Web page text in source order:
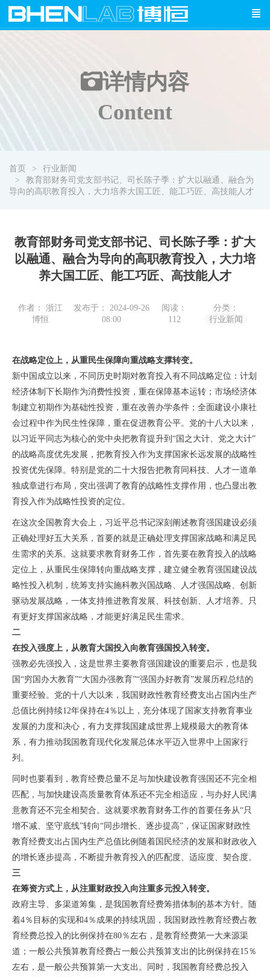
详情内容
Content
首页
行业新闻
教育部财务司党支部书记、司长陈子季：扩大以融通、融合为
导向的高职教育投入，大力培养大国工匠、能工巧匠、高技能人才
教育部财务司党支部书记、司长陈子季：扩大
以融通、融合为导向的高职教育投入，大力培
养大国工匠、能工巧匠、高技能人才
作者： 浙江
博恒
发布于： 2024-09-26
08:00
阅读：
112
分类：
行业新闻
在战略定位上，从重民生保障向重战略支撑转变。
新中国成立以来，不同历史时期对教育投入有不同战略定位：计划
经济体制下长期作为消费性投资，重在保障基本运转；市场经济体
制建立初期作为基础性投资，重在改善办学条件；全面建设小康社
会过程中作为民生性保障，重在促进教育公平。党的十八大以来，
以习近平同志为核心的党中央把教育提升到“国之大计、党之大计”
的战略高度优先发展， 把教育投入作为支撑国家长远发展的战略性
投资优先保障。 特别是党的二十大报告把教育同科技、人才一道单
独成章进行布局，突出强调了教育的战略性支撑作用，也凸显出教
育投入作为战略性投资的定位。
在这次全国教育大会上，习近平总书记深刻阐述教育强国建设必须
正确处理好五大关系，首要的就是正确处理支撑国家战略和满足民
生需求的关系。这就要求教育财务工作，首先要在教育投入的战略
定位上， 从重民生保障转向重战略支撑，建立健全教育强国建设战
略性投入机制 ，统筹支持实施科教兴国战略、人才强国战略、创新
驱动发展战略，一体支持推进教育发展、科技创新、人才培养。只
有更好支撑国家战略，才能更好满足民生需求。
二
在投入强度上，从教育大国投入向教育强国投入转变。
强教必先强投入，这是世界主要教育强国建设的重要启示，也是我
国“穷国办大教育”“大国办强教育”“强国办好教育”发展历程总结的
重要经验。党的十八大以来，我国财政性教育经费支出占国内生产
总值比例持续12年保持在4％以上，充分体现了国家支持教育事业
发展的力度和决心，有力支撑我国建成世界上规模最大的教育体
系，有力推动我国教育现代化发展总体水平迈入世界中上国家行
列。
同时也要看到，教育经费总量不足与加快建设教育强国还不完全相
匹配，与加快建设高质量教育体系还不完全相适应，与办好人民满
意教育还不完全相契合。 这就要求教育财务工作的首要任务从“只
增不减、坚守底线”转向“同步增长、逐步提高” ，保证国家财政性
教育经费支出占国内生产总值比例随着国民经济的发展和财政收入
的增长逐步提高， 不断提升教育投入的匹配度、适应度、契合度。
三
在筹资方式上，从注重财政投入向注重多元投入转变。
政府主导、多渠道筹集，是我国教育经费筹措体制的基本方针。随
着4％目标的实现和4％成果的持续巩固，我国财政性教育经费占教
育经费总投入的比例保持在80％左右，是教育经费第一大来源渠
道；一般公共预算教育经费占一般公共预算支出的比例保持在15％
左右，是一般公共预算第一大支出。同时，我国教育经费总投入